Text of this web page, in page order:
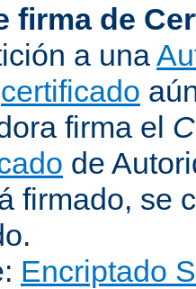
firma de
a una
certificado
firma el
de
firmado, se
Encriptado